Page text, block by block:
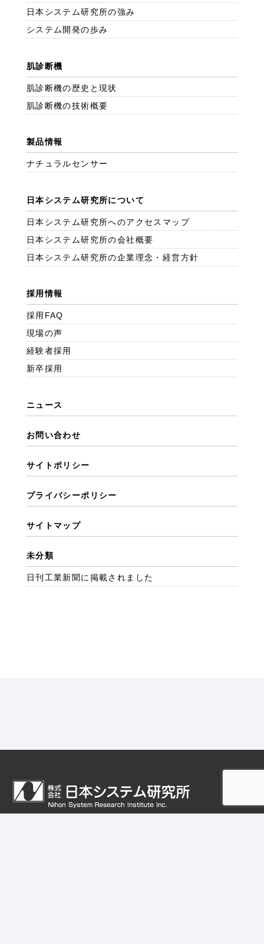
日本システム研究所の強み
システム開発の歩み
肌診断機
肌診断機の歴史と現状
肌診断機の技術概要
製品情報
ナチュラルセンサー
日本システム研究所について
日本システム研究所へのアクセスマップ
日本システム研究所の会社概要
日本システム研究所の企業理念・経営方針
採用情報
採用FAQ
現場の声
経験者採用
新卒採用
ニュース
お問い合わせ
サイトポリシー
プライバシーポリシー
サイトマップ
未分類
日刊工業新聞に掲載されました